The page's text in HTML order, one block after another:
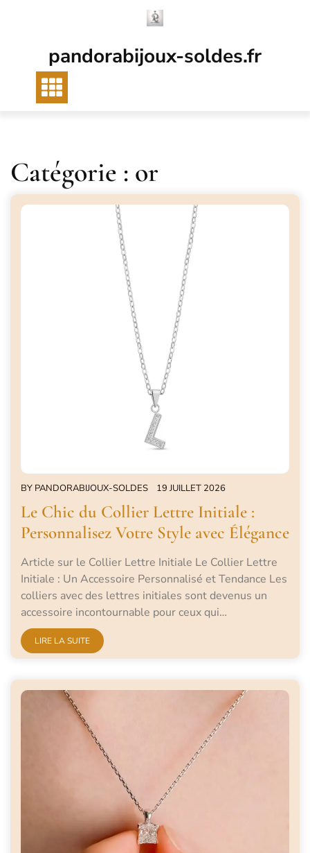
pandorabijoux-soldes.fr
Catégorie : or
BY PANDORABIJOUX-SOLDES 19 JUILLET 2026
Le Chic du Collier Lettre Initiale :
Personnalisez Votre Style avec Élégance
Article sur le Collier Lettre Initiale Le Collier Lettre
Initiale : Un Accessoire Personnalisé et Tendance Les
colliers avec des lettres initiales sont devenus un
accessoire incontournable pour ceux qui…
LIRE LA SUITE